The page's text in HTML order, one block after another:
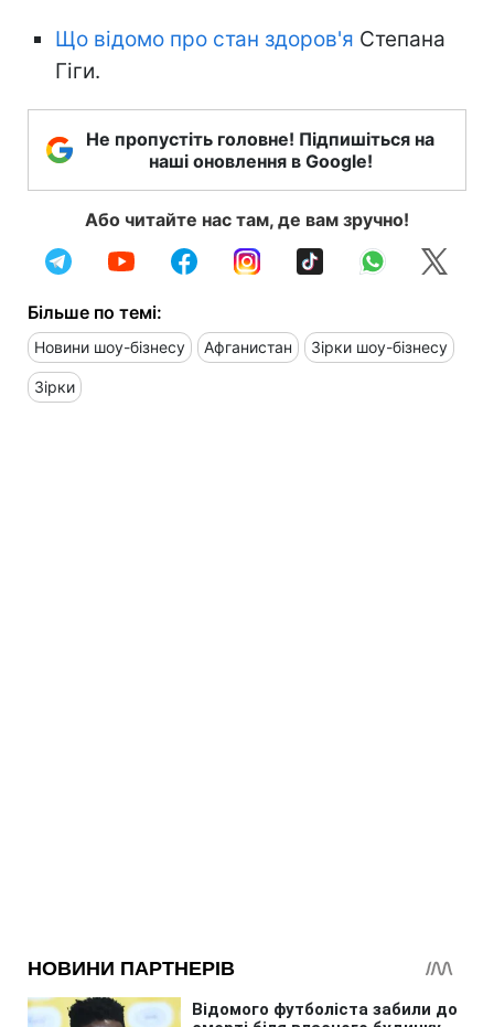
Що відомо про стан здоров'я Степана
Гіги.
Не пропустіть головне! Підпишіться на
наші оновлення в Google!
Або читайте нас там, де вам зручно!
Більше по темі:
Новини шоу-бізнесу Афганистан Зірки шоу-бізнесу
Зірки